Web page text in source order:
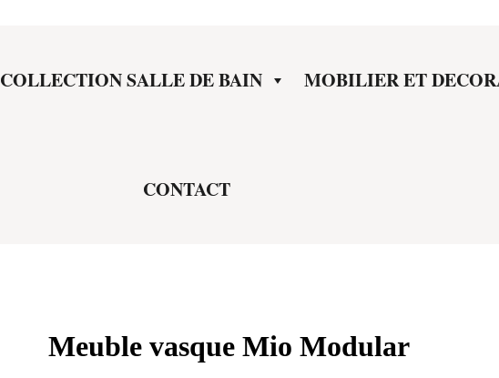
COLLECTION SALLE DE BAIN MOBILIER ET
CONTACT
Meuble vasque Mio Modular